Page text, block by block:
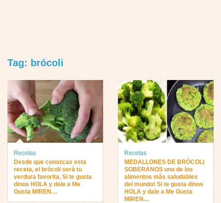
Tag: brócoli
Recetas
Desde que conozcas esta
receta, el brócoli será tu
verdura favorita, Si te gusta
dinos HOLA y dale a Me
Gusta MIREN…
Recetas
MEDALLONES DE BRÓCOLI
SOBERANOS uno de los
alimentos más saludables
del mundo! Si te gusta dinos
HOLA y dale a Me Gusta
MIREN…